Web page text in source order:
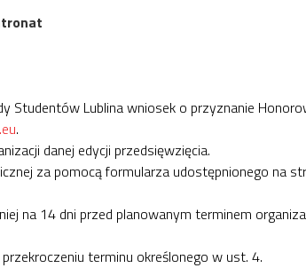
Studentów Lublina wniosek o przyznanie
.
danej edycji przedsięwzięcia.
za pomocą formularza udostępnionego na
na 14 dni przed planowanym terminem
terminu określonego w ust. 4.